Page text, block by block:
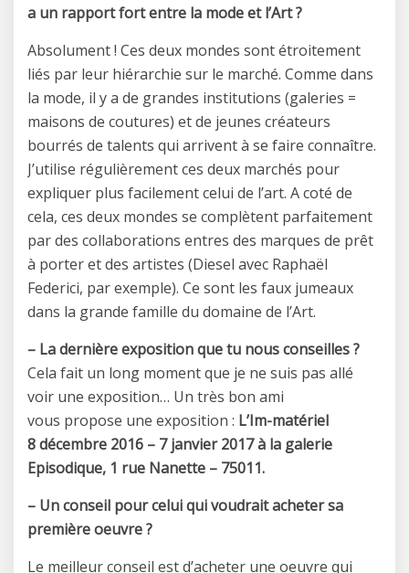
a un rapport fort entre la mode et l’Art ?
Absolument ! Ces deux mondes sont étroitement
liés par leur hiérarchie sur le marché. Comme dans
la mode, il y a de grandes institutions (galeries =
maisons de coutures) et de jeunes créateurs
bourrés de talents qui arrivent à se faire connaître.
J’utilise régulièrement ces deux marchés pour
expliquer plus facilement celui de l’art. A coté de
cela, ces deux mondes se complètent parfaitement
par des collaborations entres des marques de prêt
à porter et des artistes (Diesel avec Raphaël
Federici, par exemple). Ce sont les faux jumeaux
dans la grande famille du domaine de l’Art.
– La dernière exposition que tu nous conseilles ?
Cela fait un long moment que je ne suis pas allé
voir une exposition… Un très bon ami
vous propose une exposition : L’Im-matériel
8 décembre 2016 – 7 janvier 2017 à la galerie
Episodique, 1 rue Nanette – 75011.
– Un conseil pour celui qui voudrait acheter sa
première oeuvre ?
Le meilleur conseil est d’acheter une oeuvre qui